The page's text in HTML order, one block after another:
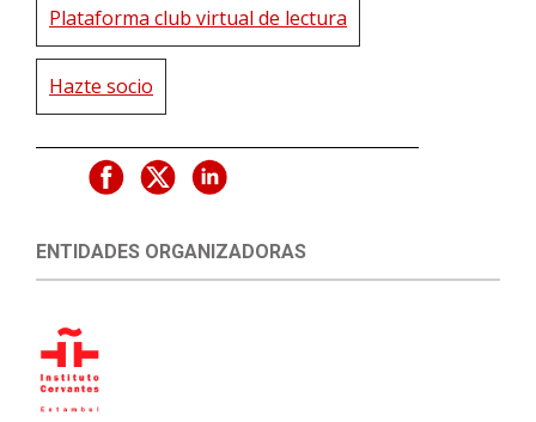
Plataforma club virtual de lectura
Hazte socio
ENTIDADES ORGANIZADORAS